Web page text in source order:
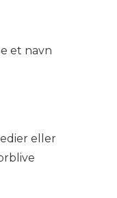
et navn
eller